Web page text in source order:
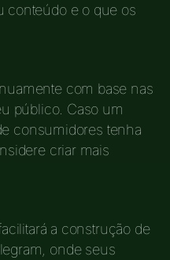
conteúdo e o que os
com base nas
público. Caso um
consumidores tenha
criar mais
a construção de
onde seus